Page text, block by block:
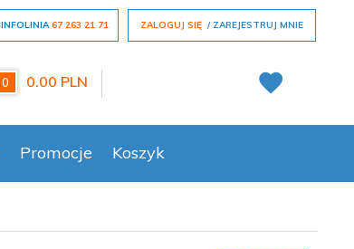
INFOLINIA67 263 21 71 ZALOGUJ SIĘ ZAREJESTRUJ MNIE
0 0.00 PLN
Promocje Koszyk